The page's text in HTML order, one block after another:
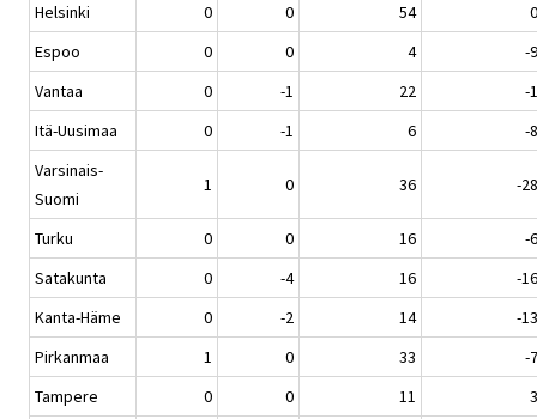
Helsinki
0 0 54
0
Espoo
0 0 4
-9
Vantaa
0 -1 22
-1
Itä-Uusimaa
0 -1 6
-8
Varsinais-
Suomi
1 0 36 -28
Turku 0 0 16
-6
Satakunta
0 -4 16
-16
Kanta-Häme
0 -2 14
-13
Pirkanmaa
1 0 33
-7
Tampere
0 0 11
3